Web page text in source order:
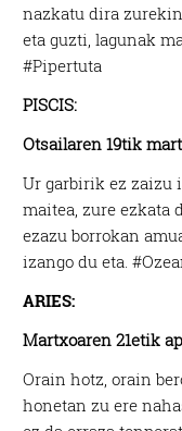
nazkatu dira
eta guzti, lagunak
#Pipertuta
PISCIS:
Otsailaren 19tik
Ur garbirik ez zaizu
maitea, zure ezkata
ezazu borrokan
izango du eta.
ARIES:
Martxoaren 21etik
Orain hotz, orain
honetan zu ere